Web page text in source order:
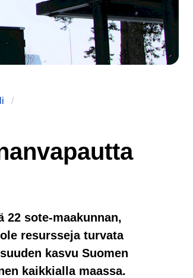
sote-maakunnan,
resursseja turvata
kasvu Suomen
kaikkialla maassa.